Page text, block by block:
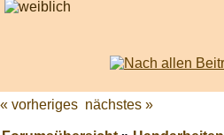
« vorheriges nächstes »